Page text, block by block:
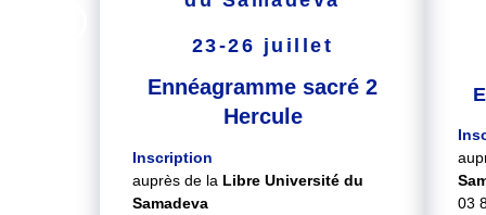
23-26 juillet
Ennéagramme sacré 2
Hercule
Inscription
auprès de la Libre Université du
Samadeva
03